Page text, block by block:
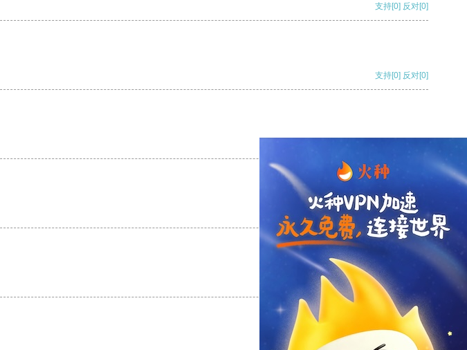
支持[0] 反对[0]
支持[0] 反对[0]
支持 [0] 反对 [0]
支持